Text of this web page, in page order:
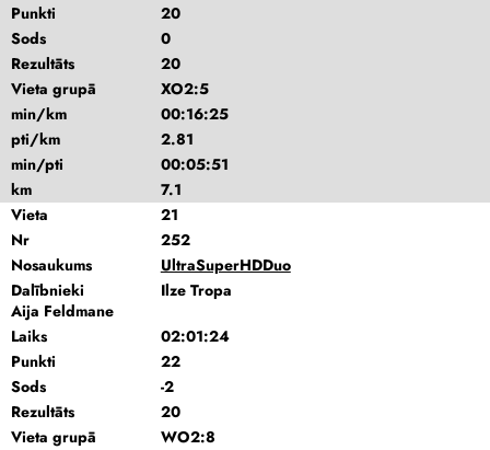
Punkti
20
Sods
0
Rezultāts
20
Vieta grupā
XO2:5
min/km
00:16:25
pti/km
2.81
min/pti
00:05:51
km
7.1
Vieta
21
Nr
252
Nosaukums
UltraSuperHDDuo
Dalībnieki
Ilze Tropa
Aija Feldmane
Laiks
02:01:24
Punkti
22
Sods
-2
Rezultāts
20
Vieta grupā
WO2:8